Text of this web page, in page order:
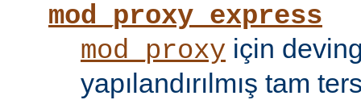
mod_proxy_express
mod_proxy için
yapılandırılmış tam